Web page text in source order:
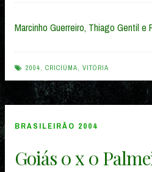
Marcinho Guerreiro, Thiago Gentil e
2004, CRICIÚMA, VITÓRIA
BRASILEIRÃO 2004
Goiás 0 x 0